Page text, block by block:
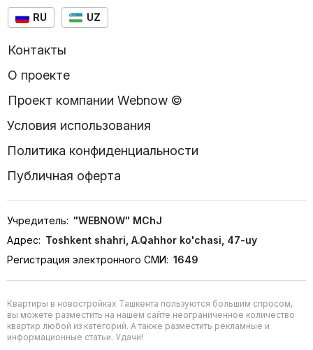
RU UZ
Контакты
О проекте
Проект компании Webnow ©
Условия использования
Политика конфиденциальности
Публичная оферта
Учредитель: "WEBNOW" MChJ
Адрес: Toshkent shahri, A.Qahhor ko'chasi, 47-uy
Регистрация электронного СМИ: 1649
Квартиры в новостройках Ташкента пользуются большим спросом,
вы можете разместить на нашем сайте неограниченное количество
квартир любой из категорий. А также разместить рекламные и
информационные статьи. Удачи!